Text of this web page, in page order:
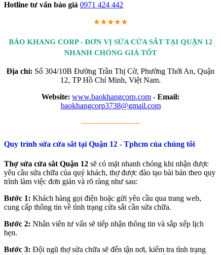
Hotline tư vấn báo giá 0971 424 442
★★★★★
BẢO KHANG CORP - ĐƠN VỊ SỬA CỬA SẮT TẠI QUẬN 12
NHANH CHÓNG GIÁ TỐT
Địa chỉ: Số 304/10B Đường Trần Thị Cờ, Phường Thới An, Quận
12, TP Hồ Chí Minh, Việt Nam.
Website: www.baokhangcorp.com - Email:
baokhangcorp3738@gmail.com
------------------------
Quy trình sửa cửa sắt tại Quận 12 - Tphcm của chúng tôi
Thợ sửa cửa sắt Quận 12 sẽ có mặt nhanh chóng khi nhận được
yêu cầu sửa chữa của quý khách, thợ được đào tạo bài bản theo quy
trình làm việc đơn giản và rõ ràng như sau:
Bước 1: Khách hàng gọi điện hoặc gửi yêu cầu qua trang web,
cung cấp thông tin về tình trạng cửa sắt cần sửa chữa.
Bước 2: Nhân viên tư vấn sẽ tiếp nhận thông tin và sắp xếp lịch
hẹn.
Bước 3: Đội ngũ thợ sửa chữa sẽ đến tận nơi, kiểm tra tình trạng